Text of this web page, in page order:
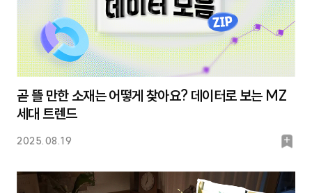
곧 뜰 만한 소재는 어떻게 찾아요? 데이터로 보는 MZ
세대 트렌드
2025.08.19
북
크